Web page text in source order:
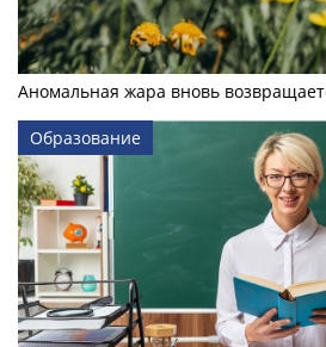
Аномальная жара вновь
Образование